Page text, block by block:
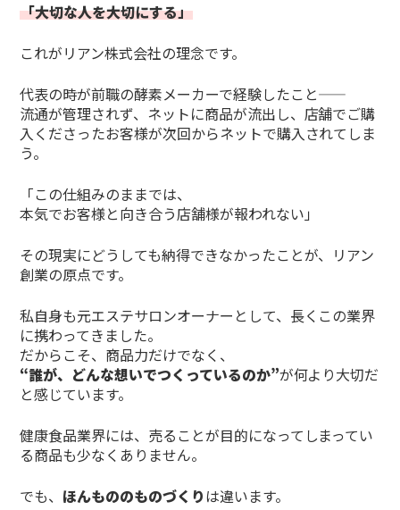
「大切な人を大切にする」
これがリアン株式会社の理念です。
代表の時が前職の酵素メーカーで経験したこと——
流通が管理されず、ネットに商品が流出し、店舗でご購
入くださったお客様が次回からネットで購入されてしま
う。
「この仕組みのままでは、
本気でお客様と向き合う店舗様が報われない」
その現実にどうしても納得できなかったことが、リアン
創業の原点です。
私自身も元エステサロンオーナーとして、長くこの業界
に携わってきました。
だからこそ、商品力だけでなく、
“誰が、どんな想いでつくっているのか”が何より大切だ
と感じています。
健康食品業界には、売ることが目的になってしまってい
る商品も少なくありません。
でも、 ほんもののものづくりは違います。